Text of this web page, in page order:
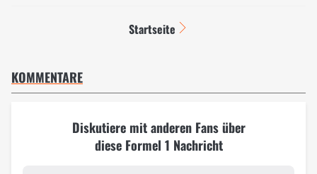
Startseite
KOMMENTARE
Diskutiere mit anderen Fans über
diese Formel 1 Nachricht